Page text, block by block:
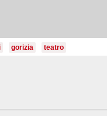
gorizia teatro